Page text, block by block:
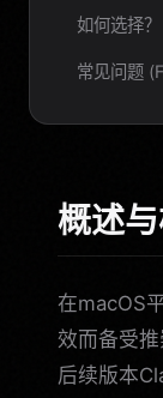
如何选择？
常见问题
概述
在macOS
效而备受
后续版本